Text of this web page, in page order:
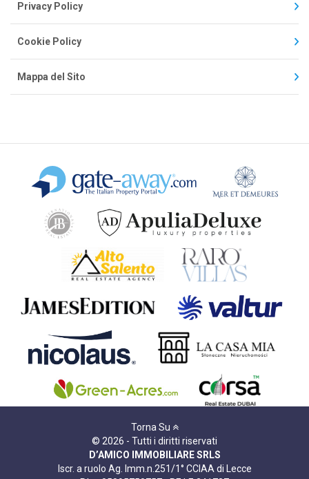
Privacy Policy
Cookie Policy
Mappa del Sito
Torna Su
© 2026 - Tutti i diritti riservati
D’AMICO IMMOBILIARE SRLS
Iscr. a ruolo Ag. Imm.n.251/1° CCIAA di Lecce